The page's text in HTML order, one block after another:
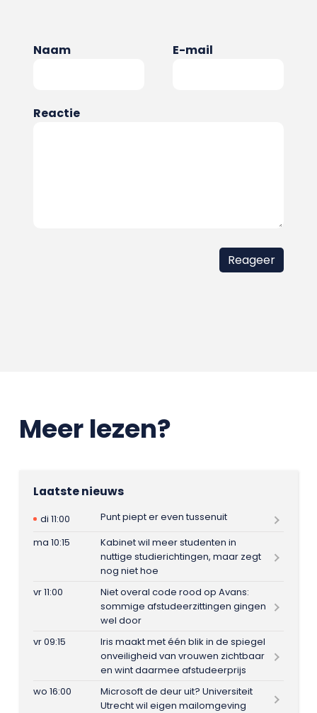
Naam E-mail
Reactie
Meer lezen?
Laatste nieuws
di 11:00
Punt piept er even tussenuit
ma 10:15
Kabinet wil meer studenten in
nuttige studierichtingen, maar zegt
nog niet hoe
vr 11:00
Niet overal code rood op Avans:
sommige afstudeerzittingen gingen
wel door
vr 09:15
Iris maakt met één blik in de spiegel
onveiligheid van vrouwen zichtbaar
en wint daarmee afstudeerprijs
wo 16:00
Microsoft de deur uit? Universiteit
Utrecht wil eigen mailomgeving